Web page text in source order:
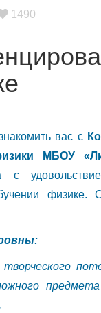
1490
вас с
МБОУ
с
физике.